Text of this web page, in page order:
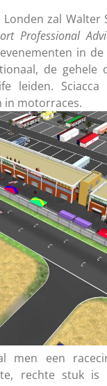
zal Walter
Professional
in
de gehele
leiden.
in motorraces.
men een
rechte stuk